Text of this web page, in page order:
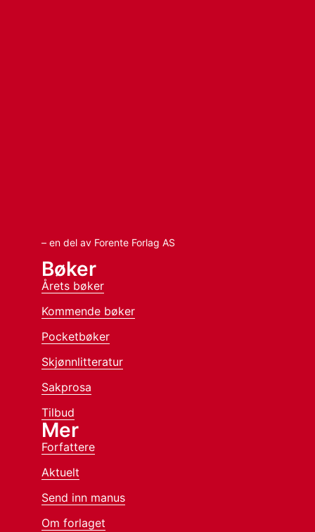
– en del av Forente Forlag AS
Bøker
Årets bøker
Kommende bøker
Pocketbøker
Skjønnlitteratur
Sakprosa
Tilbud
Mer
Forfattere
Aktuelt
Send inn manus
Om forlaget